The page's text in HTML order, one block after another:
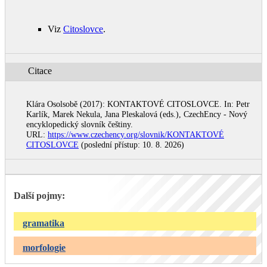
Viz Citoslovce.
Citace
Klára Osolsobě (2017): KONTAKTOVÉ CITOSLOVCE. In: Petr
Karlík, Marek Nekula, Jana Pleskalová (eds.), CzechEncy - Nový
encyklopedický slovník češtiny.
URL: https://www.czechency.org/slovnik/KONTAKTOVÉ
CITOSLOVCE (poslední přístup: 10. 8. 2026)
Další pojmy:
gramatika
morfologie